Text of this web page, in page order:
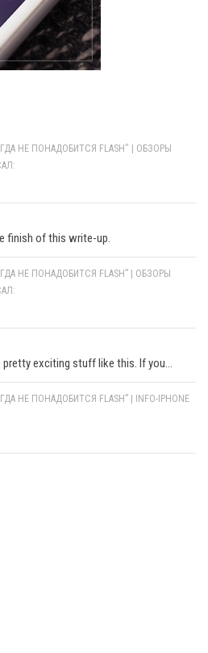
НЕ ПОНАДОБИТСЯ FLASH" | ОБЗОРЫ
finish of this write-up.
НЕ ПОНАДОБИТСЯ FLASH” | ОБЗОРЫ
exciting stuff like this. If you...
НЕ ПОНАДОБИТСЯ FLASH” | INFO-IPHONE